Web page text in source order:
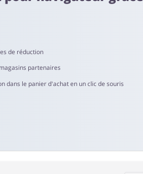
de réduction
partenaires
dans le panier d'achat en un clic de souris